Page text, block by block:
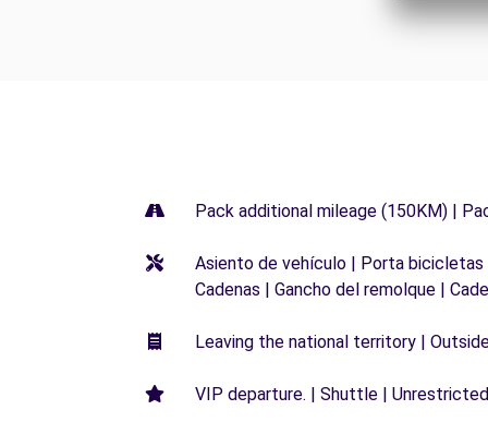
Pack additional mileage (150KM) |
Asiento de vehículo | Porta bicicletas
Cadenas | Gancho del remolque |
Leaving the national territory |
VIP departure. | Shuttle |